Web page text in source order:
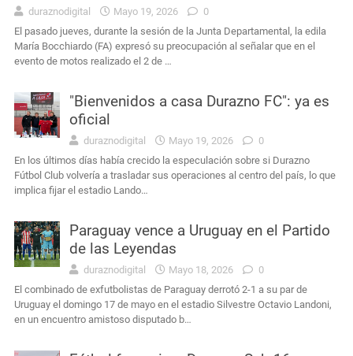
duraznodigital Mayo 19, 2026
0
El pasado jueves, durante la sesión de la Junta Departamental, la edila
María Bocchiardo (FA) expresó su preocupación al señalar que en el
evento de motos realizado el 2 de …
"Bienvenidos a casa Durazno FC": ya es
oficial
duraznodigital Mayo 19, 2026
0
En los últimos días había crecido la especulación sobre si Durazno
Fútbol Club volvería a trasladar sus operaciones al centro del país, lo que
implica fijar el estadio Lando…
Paraguay vence a Uruguay en el Partido
de las Leyendas
duraznodigital Mayo 18, 2026
0
El combinado de exfutbolistas de Paraguay derrotó 2-1 a su par de
Uruguay el domingo 17 de mayo en el estadio Silvestre Octavio Landoni,
en un encuentro amistoso disputado b…